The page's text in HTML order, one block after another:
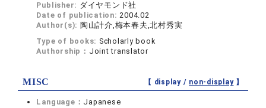
Publisher: ダイヤモンド社
Date of publication:2004.02
Author(s): 陶山計介,梅本春夫,北村秀実
Type of books: Scholarly book
Authorship： Joint translator
MISC 【 display / non-display】
Language： Japanese